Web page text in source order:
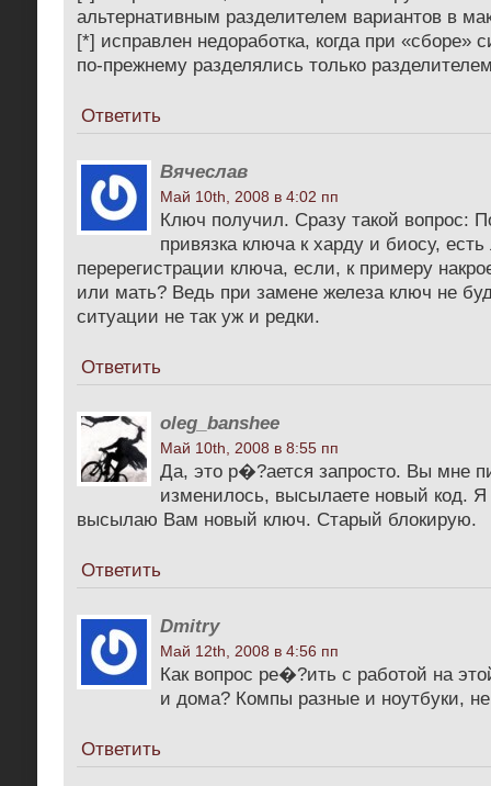
альтернативным разделителем вариантов в
[*] исправлен недоработка, когда при «сборе»
по-прежнему разделялись только
Ответить
Вячеслав
Май 10th, 2008 в 4:02 пп
Ключ получил. Сразу такой вопрос:
привязка ключа к харду и биосу,
перерегистрации ключа, если, к примеру
или мать? Ведь при замене железа ключ не
ситуации не так уж и редки.
Ответить
oleg_banshee
Май 10th, 2008 в 8:55 пп
Да, это р�?ается запросто. Вы мне
изменилось, высылаете новый код.
высылаю Вам новый ключ. Старый блокирую.
Ответить
Dmitry
Май 12th, 2008 в 4:56 пп
Как вопрос ре�?ить с работой на
и дома? Компы разные и ноутбуки,
Ответить